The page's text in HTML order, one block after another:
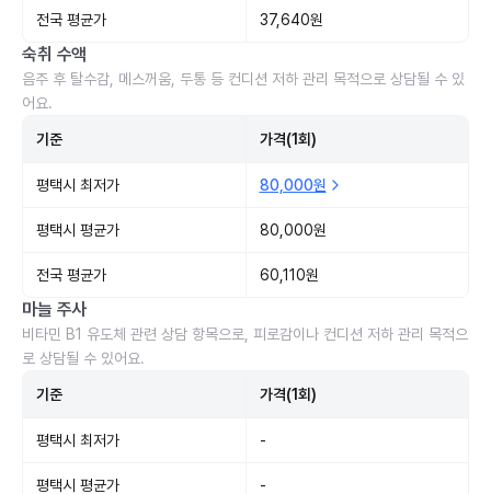
전국 평균가 37,640원
숙취 수액
음주 후 탈수감, 메스꺼움, 두통 등 컨디션 저하 관리 목적으로 상담될 수 있
어요.
기준 가격(1회)
평택시 최저가 80,000원
평택시 평균가 80,000원
전국 평균가 60,110원
마늘 주사
비타민 B1 유도체 관련 상담 항목으로, 피로감이나 컨디션 저하 관리 목적으
로 상담될 수 있어요.
기준 가격(1회)
평택시 최저가 -
평택시 평균가 -